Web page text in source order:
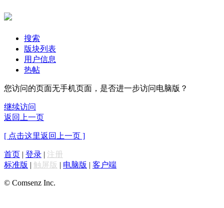
搜索
版块列表
用户信息
热帖
您访问的页面无手机页面，是否进一步访问电脑版？
继续访问
返回上一页
[ 点击这里返回上一页 ]
首页 | 登录 | 注册
标准版 | 触屏版 | 电脑版 | 客户端
© Comsenz Inc.